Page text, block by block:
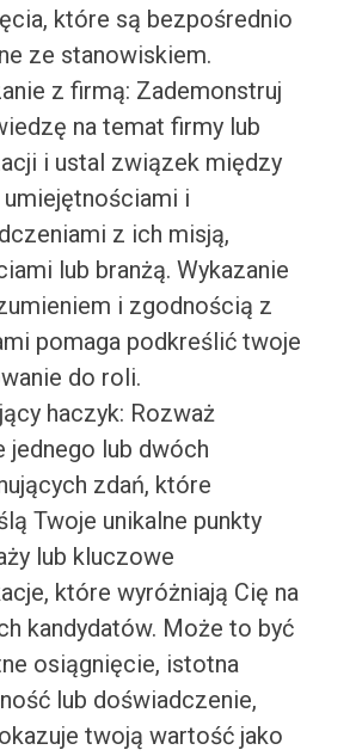
które są bezpośrednio
ze stanowiskiem.
z firmą: Zademonstruj
na temat firmy lub
i ustal związek między
i
z ich misją,
lub branżą. Wykazanie
i zgodnością z
pomaga podkreślić twoje
do roli.
haczyk: Rozważ
jednego lub dwóch
zdań, które
Twoje unikalne punkty
lub kluczowe
które wyróżniają Cię na
kandydatów. Może to być
osiągnięcie, istotna
lub doświadczenie,
twoją wartość jako